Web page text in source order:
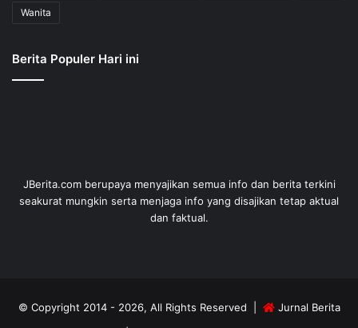
Wanita
Berita Populer Hari ini
JBerita.com berupaya menyajikan semua info dan berita terkini
seakurat mungkin serta menjaga info yang disajikan tetap aktual
dan faktual.
© Copyright 2014 - 2026, All Rights Reserved |
Jurnal Berita